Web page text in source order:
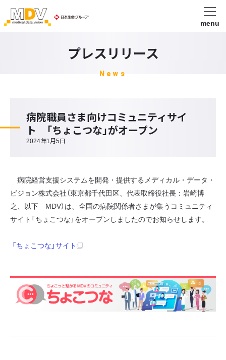
menu
プレスリリース
News
病院職員さま向けコミュニティサイ
ト 「ちょこつな」がオープン
2024年1月5日
病院経営支援システムを開発・提供するメディカル・データ・
ビジョン株式会社（東京都千代田区、代表取締役社長：岩崎博
之、以下 MDV）は、全国の病院関係者さまが集うコミュニティ
サイト「ちょこつな」をオープンしましたのでお知らせします。
「ちょこつな」サイト